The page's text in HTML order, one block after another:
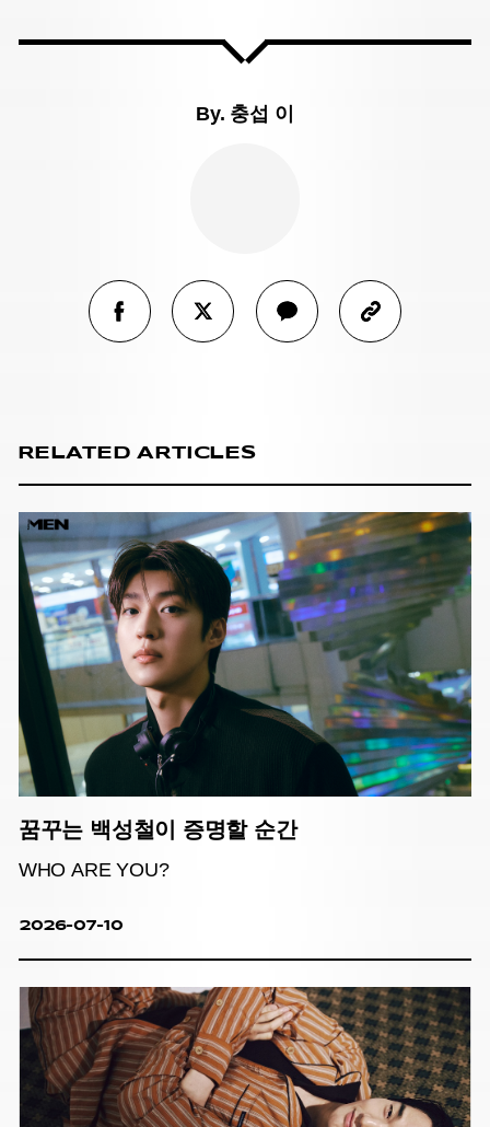
By. 충섭 이
RELATED ARTICLES
꿈꾸는 백성철이 증명할 순간
WHO ARE YOU?
2026-07-10